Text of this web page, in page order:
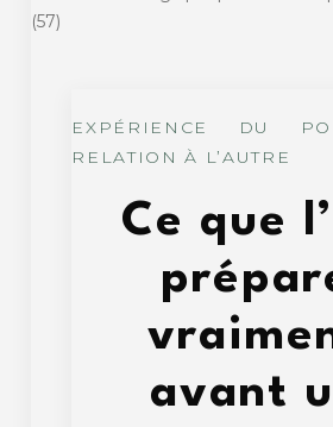
EXPÉRIENCE DU
RELATION À L’AUTRE
Ce que
avant